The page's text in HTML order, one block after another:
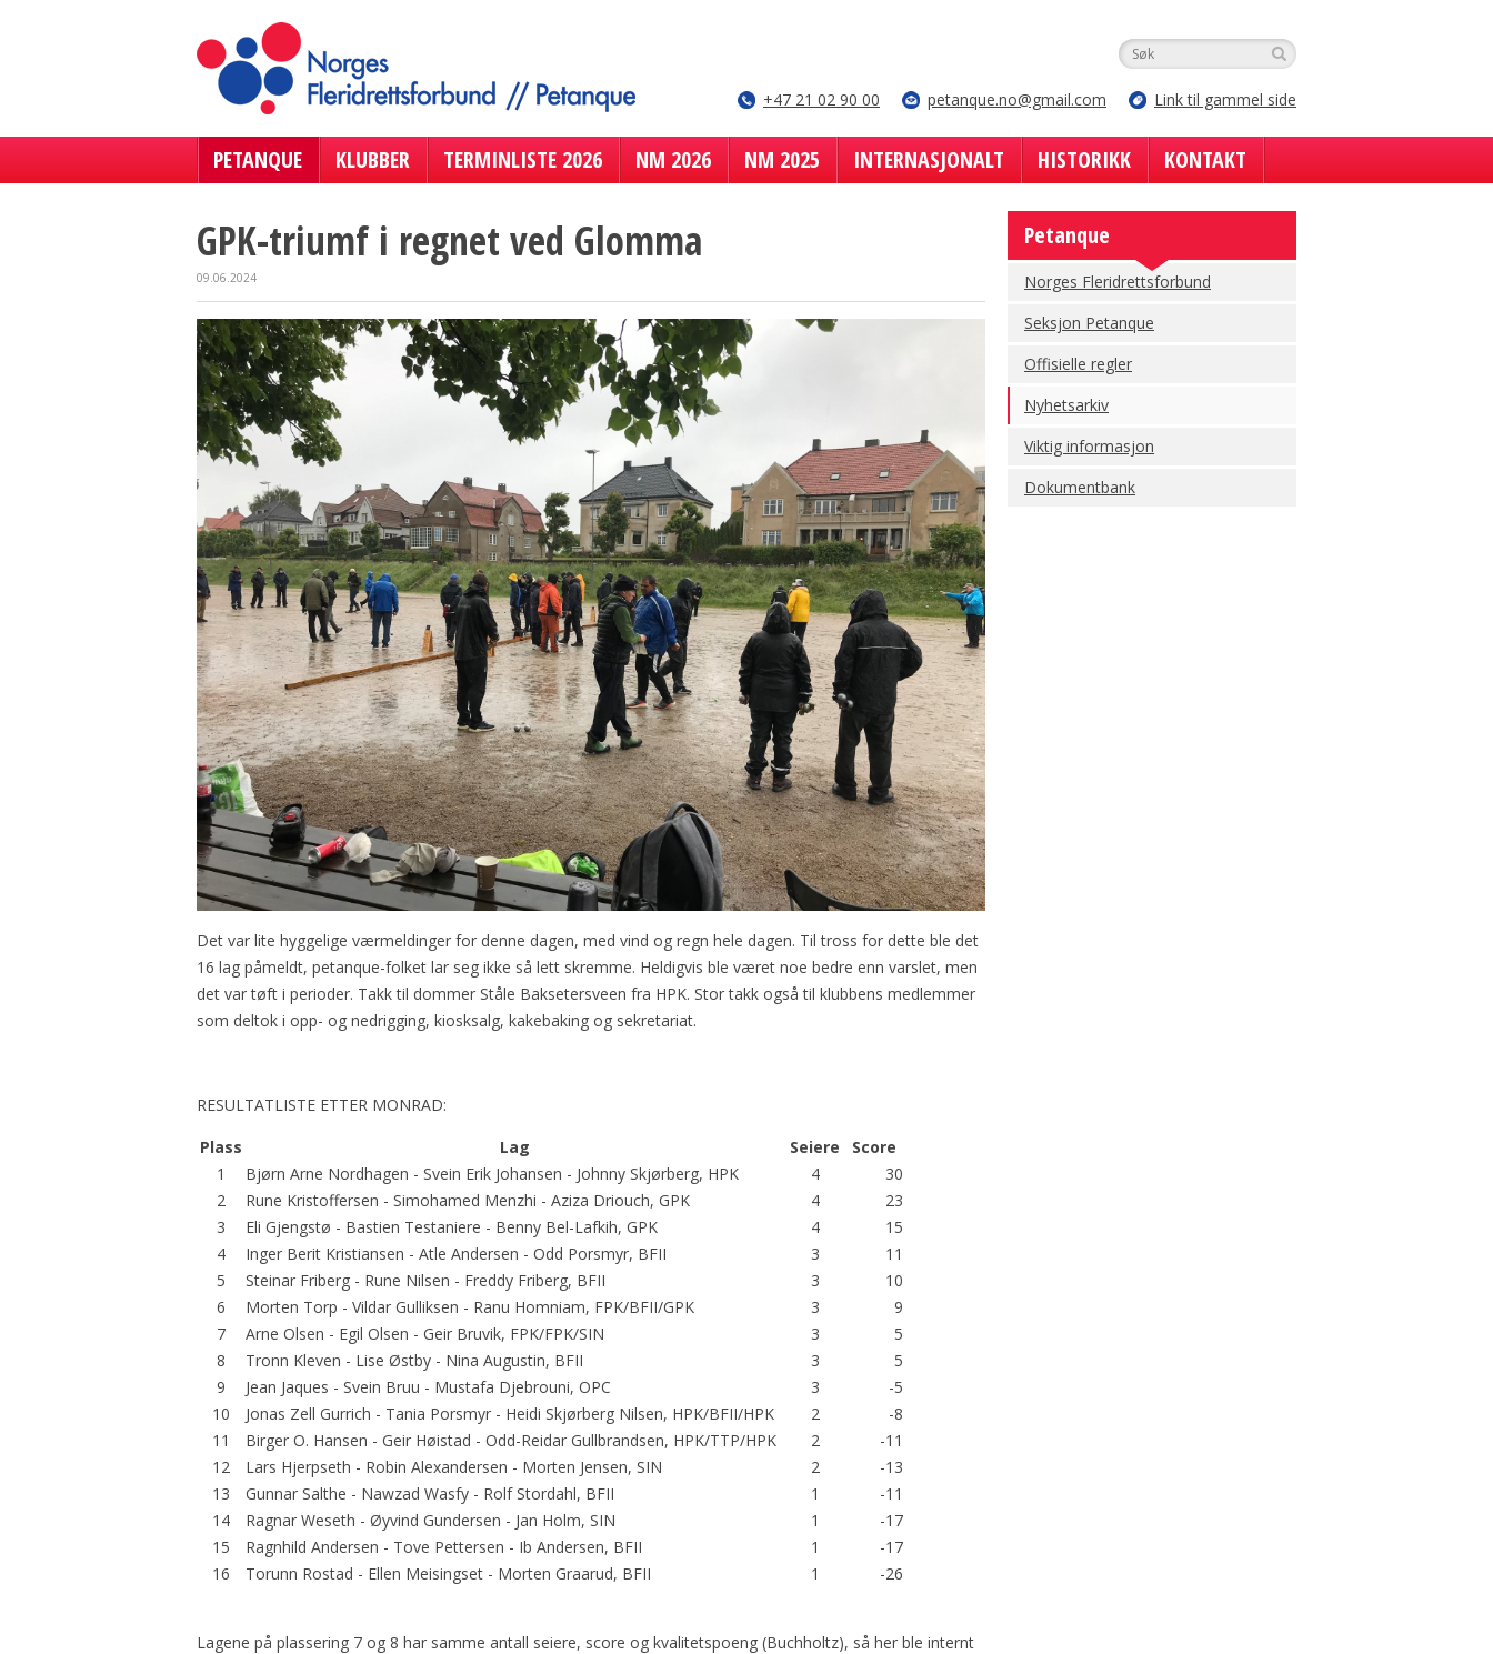
+47 21 02 90 00 petanque.no@gmail.com Link til gammel side
PETANQUE KLUBBER TERMINLISTE 2026 NM 2026 NM 2025 INTERNASJONALT HISTORIKK KONTAKT
GPK-triumf i regnet ved Glomma
09.06.2024
Det var lite hyggelige værmeldinger for denne dagen, med vind og regn hele dagen. Til tross for dette ble det
16 lag påmeldt, petanque-folket lar seg ikke så lett skremme. Heldigvis ble været noe bedre enn varslet, men
det var tøft i perioder. Takk til dommer Ståle Baksetersveen fra HPK. Stor takk også til klubbens medlemmer
som deltok i opp- og nedrigging, kiosksalg, kakebaking og sekretariat.
RESULTATLISTE ETTER MONRAD:
Plass
Lag Seiere
Score
1
Bjørn Arne Nordhagen - Svein Erik Johansen - Johnny Skjørberg, HPK 4
30
2
Rune Kristoffersen - Simohamed Menzhi - Aziza Driouch, GPK 4
23
3
Eli Gjengstø - Bastien Testaniere - Benny Bel-Lafkih, GPK 4
15
4
Inger Berit Kristiansen - Atle Andersen - Odd Porsmyr, BFII 3
11
5
Steinar Friberg - Rune Nilsen - Freddy Friberg, BFII 3
10
6
Morten Torp - Vildar Gulliksen - Ranu Homniam, FPK/BFII/GPK 3
9
7
Arne Olsen - Egil Olsen - Geir Bruvik, FPK/FPK/SIN 3
5
8
Tronn Kleven - Lise Østby - Nina Augustin, BFII 3
5
9
Jean Jaques - Svein Bruu - Mustafa Djebrouni, OPC 3
-5
10
Jonas Zell Gurrich - Tania Porsmyr - Heidi Skjørberg Nilsen, HPK/BFII/HPK 2
-8
11
Birger O. Hansen - Geir Høistad - Odd-Reidar Gullbrandsen, HPK/TTP/HPK 2
-11
12
Lars Hjerpseth - Robin Alexandersen - Morten Jensen, SIN 2
-13
13
Gunnar Salthe - Nawzad Wasfy - Rolf Stordahl, BFII 1
-11
14
Ragnar Weseth - Øyvind Gundersen - Jan Holm, SIN 1
-17
15
Ragnhild Andersen - Tove Pettersen - Ib Andersen, BFII 1
-17
16
Torunn Rostad - Ellen Meisingset - Morten Graarud, BFII 1 -26
Lagene på plassering 7 og 8 har samme antall seiere, score og kvalitetspoeng (Buchholtz), så her ble internt
Petanque
Norges Fleridrettsforbund
Seksjon Petanque
Offisielle regler
Nyhetsarkiv
Viktig informasjon
Dokumentbank